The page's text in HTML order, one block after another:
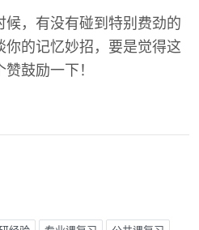
，有没有碰到特别费劲的
你的记忆妙招，要是觉得这
鼓励一下！